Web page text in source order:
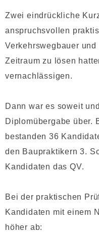
Zwei eindrückliche
anspruchsvollen
Verkehrswegbauer
Zeitraum zu lösen
vernachlässigen.
Dann war es soweit
Diplomübergabe über.
bestanden 36
den Baupraktikern 3.
Kandidaten das QV.
Bei der praktischen
Kandidaten mit einem
höher ab: